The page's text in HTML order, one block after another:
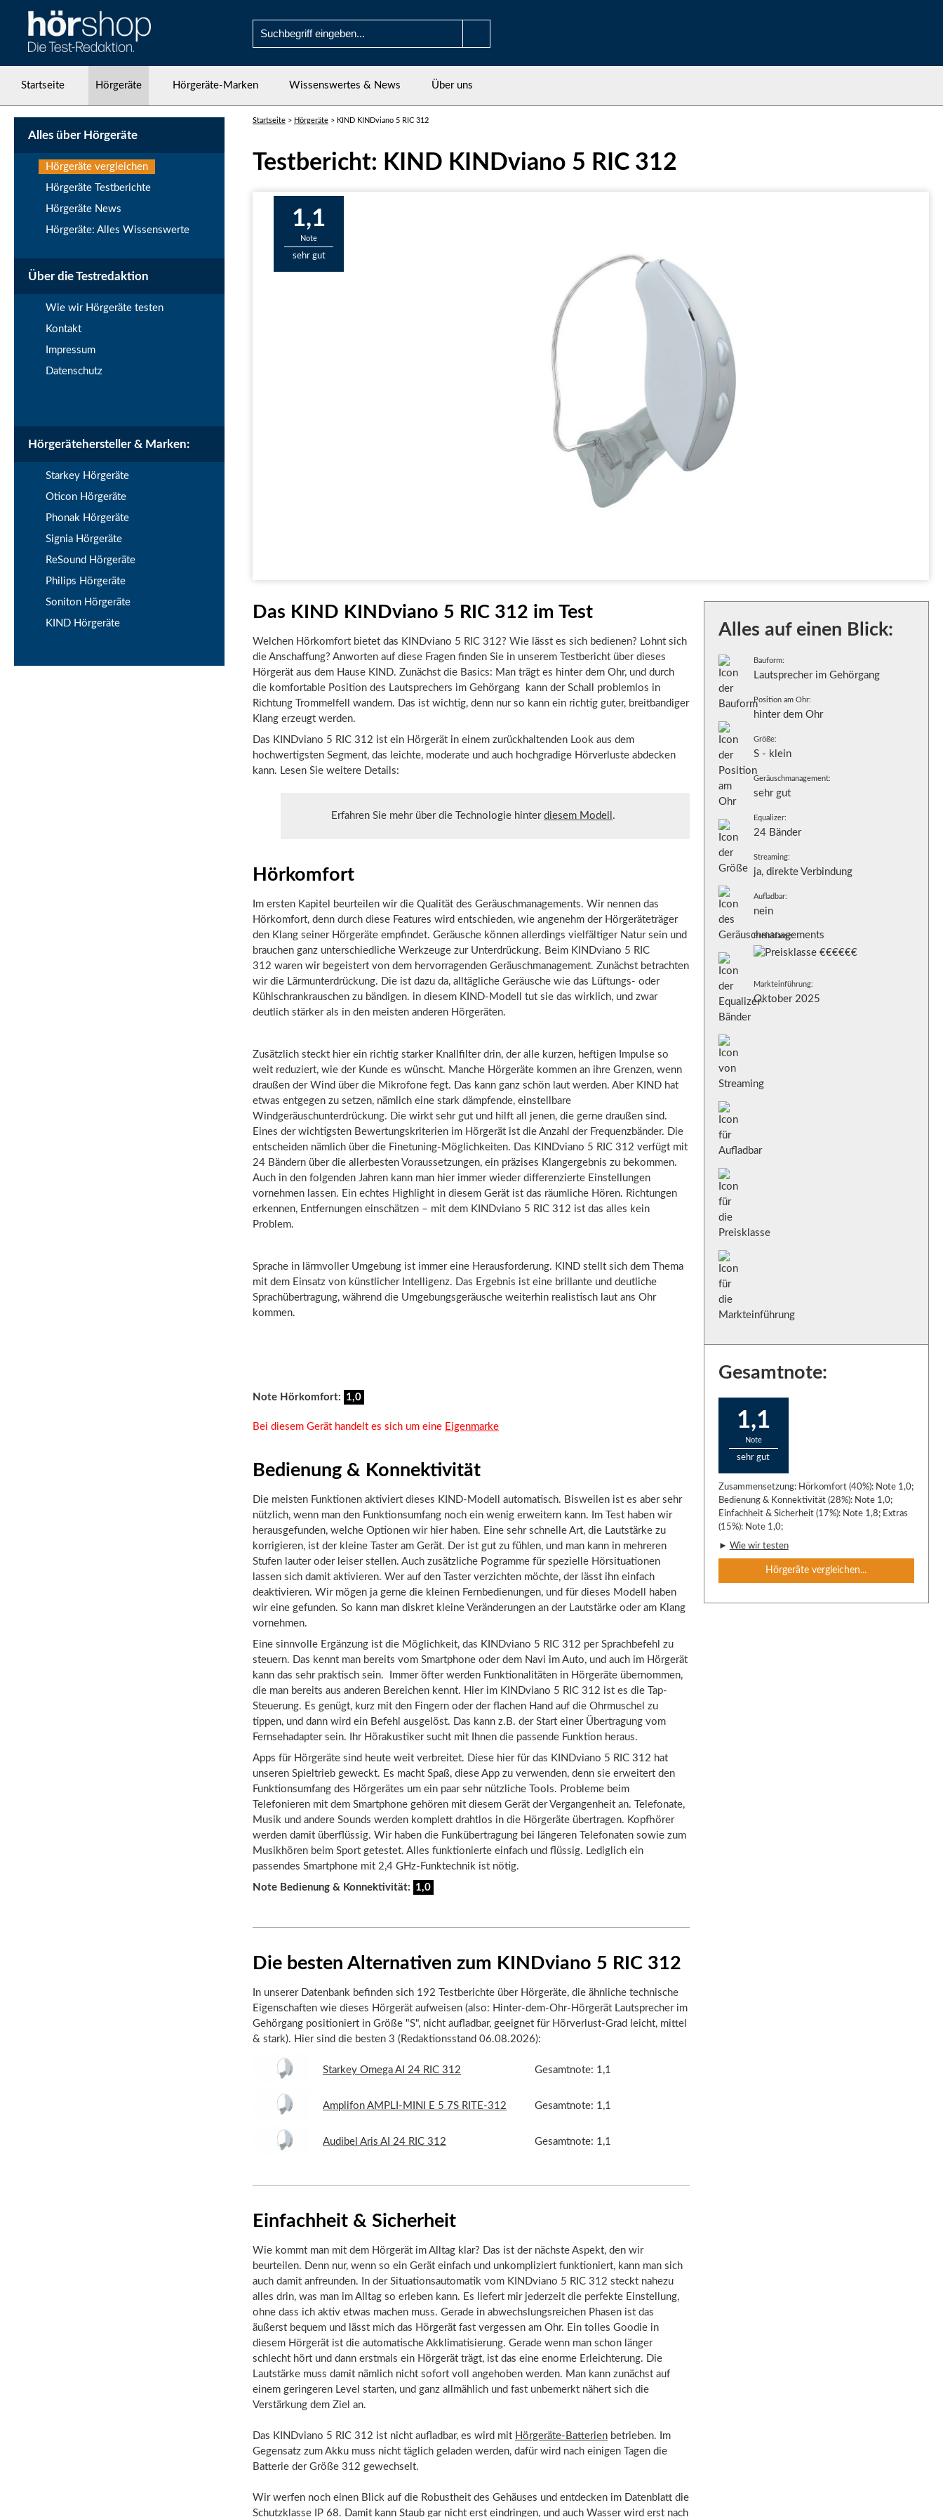
Startseite Hörgeräte Hörgeräte-Marken Wissenswertes & News Über uns
Startseite > Hörgeräte > KIND KINDviano 5 RIC 312
Testbericht: KIND KINDviano 5 RIC 312
1,1
Note
sehr gut
Das KIND KINDviano 5 RIC 312 im Test
Welchen Hörkomfort bietet das KINDviano 5 RIC 312? Wie lässt es sich bedienen? Lohnt sich
die Anschaffung? Anworten auf diese Fragen finden Sie in unserem Testbericht über dieses
Hörgerät aus dem Hause KIND. Zunächst die Basics: Man trägt es hinter dem Ohr, und durch
die komfortable Position des Lautsprechers im Gehörgang kann der Schall problemlos in
Richtung Trommelfell wandern. Das ist wichtig, denn nur so kann ein richtig guter, breitbandiger
Klang erzeugt werden.
Das KINDviano 5 RIC 312 ist ein Hörgerät in einem zurückhaltenden Look aus dem
hochwertigsten Segment, das leichte, moderate und auch hochgradige Hörverluste abdecken
kann. Lesen Sie weitere Details:
Erfahren Sie mehr über die Technologie hinter diesem Modell .
Hörkomfort
Im ersten Kapitel beurteilen wir die Qualität des Geräuschmanagements. Wir nennen das
Hörkomfort, denn durch diese Features wird entschieden, wie angenehm der Hörgeräteträger
den Klang seiner Hörgeräte empfindet. Geräusche können allerdings vielfältiger Natur sein und
brauchen ganz unterschiedliche Werkzeuge zur Unterdrückung. Beim KINDviano 5 RIC
312 waren wir begeistert von dem hervorragenden Geräuschmanagement. Zunächst betrachten
wir die Lärmunterdrückung. Die ist dazu da, alltägliche Geräusche wie das Lüftungs- oder
Kühlschrankrauschen zu bändigen. in diesem KIND-Modell tut sie das wirklich, und zwar
deutlich stärker als in den meisten anderen Hörgeräten.
Zusätzlich steckt hier ein richtig starker Knallfilter drin, der alle kurzen, heftigen Impulse so
weit reduziert, wie der Kunde es wünscht. Manche Hörgeräte kommen an ihre Grenzen, wenn
draußen der Wind über die Mikrofone fegt. Das kann ganz schön laut werden. Aber KIND hat
etwas entgegen zu setzen, nämlich eine stark dämpfende, einstellbare
Windgeräuschunterdrückung. Die wirkt sehr gut und hilft all jenen, die gerne draußen sind.
Eines der wichtigsten Bewertungskriterien im Hörgerät ist die Anzahl der Frequenzbänder. Die
entscheiden nämlich über die Finetuning-Möglichkeiten. Das KINDviano 5 RIC 312 verfügt mit
24 Bändern über die allerbesten Voraussetzungen, ein präzises Klangergebnis zu bekommen.
Auch in den folgenden Jahren kann man hier immer wieder differenzierte Einstellungen
vornehmen lassen. Ein echtes Highlight in diesem Gerät ist das räumliche Hören. Richtungen
erkennen, Entfernungen einschätzen – mit dem KINDviano 5 RIC 312 ist das alles kein
Problem.
Sprache in lärmvoller Umgebung ist immer eine Herausforderung. KIND stellt sich dem Thema
mit dem Einsatz von künstlicher Intelligenz. Das Ergebnis ist eine brillante und deutliche
Sprachübertragung, während die Umgebungsgeräusche weiterhin realistisch laut ans Ohr
kommen.
Note Hörkomfort: 1,0
Bei diesem Gerät handelt es sich um eine Eigenmarke
Bedienung & Konnektivität
Die meisten Funktionen aktiviert dieses KIND-Modell automatisch. Bisweilen ist es aber sehr
nützlich, wenn man den Funktionsumfang noch ein wenig erweitern kann. Im Test haben wir
herausgefunden, welche Optionen wir hier haben. Eine sehr schnelle Art, die Lautstärke zu
korrigieren, ist der kleine Taster am Gerät. Der ist gut zu fühlen, und man kann in mehreren
Stufen lauter oder leiser stellen. Auch zusätzliche Pogramme für spezielle Hörsituationen
lassen sich damit aktivieren. Wer auf den Taster verzichten möchte, der lässt ihn einfach
deaktivieren. Wir mögen ja gerne die kleinen Fernbedienungen, und für dieses Modell haben
wir eine gefunden. So kann man diskret kleine Veränderungen an der Lautstärke oder am Klang
vornehmen.
Eine sinnvolle Ergänzung ist die Möglichkeit, das KINDviano 5 RIC 312 per Sprachbefehl zu
steuern. Das kennt man bereits vom Smartphone oder dem Navi im Auto, und auch im Hörgerät
kann das sehr praktisch sein. Immer öfter werden Funktionalitäten in Hörgeräte übernommen,
die man bereits aus anderen Bereichen kennt. Hier im KINDviano 5 RIC 312 ist es die Tap-
Steuerung. Es genügt, kurz mit den Fingern oder der flachen Hand auf die Ohrmuschel zu
tippen, und dann wird ein Befehl ausgelöst. Das kann z.B. der Start einer Übertragung vom
Fernsehadapter sein. Ihr Hörakustiker sucht mit Ihnen die passende Funktion heraus.
Apps für Hörgeräte sind heute weit verbreitet. Diese hier für das KINDviano 5 RIC 312 hat
unseren Spieltrieb geweckt. Es macht Spaß, diese App zu verwenden, denn sie erweitert den
Funktionsumfang des Hörgerätes um ein paar sehr nützliche Tools. Probleme beim
Telefonieren mit dem Smartphone gehören mit diesem Gerät der Vergangenheit an. Telefonate,
Musik und andere Sounds werden komplett drahtlos in die Hörgeräte übertragen. Kopfhörer
werden damit überflüssig. Wir haben die Funkübertragung bei längeren Telefonaten sowie zum
Musikhören beim Sport getestet. Alles funktionierte einfach und flüssig. Lediglich ein
passendes Smartphone mit 2,4 GHz-Funktechnik ist nötig.
Note Bedienung & Konnektivität: 1,0
Die besten Alternativen zum KINDviano 5 RIC 312
In unserer Datenbank befinden sich 192 Testberichte über Hörgeräte, die ähnliche technische
Eigenschaften wie dieses Hörgerät aufweisen (also: Hinter-dem-Ohr-Hörgerät Lautsprecher im
Gehörgang positioniert in Größe "S", nicht aufladbar, geeignet für Hörverlust-Grad leicht, mittel
& stark). Hier sind die besten 3 (Redaktionsstand 06.08.2026):
Starkey Omega AI 24 RIC 312 Gesamtnote: 1,1
Amplifon AMPLI-MINI E 5 7S RITE-312 Gesamtnote: 1,1
Audibel Aris AI 24 RIC 312 Gesamtnote: 1,1
Einfachheit & Sicherheit
Wie kommt man mit dem Hörgerät im Alltag klar? Das ist der nächste Aspekt, den wir
beurteilen. Denn nur, wenn so ein Gerät einfach und unkompliziert funktioniert, kann man sich
auch damit anfreunden. In der Situationsautomatik vom KINDviano 5 RIC 312 steckt nahezu
alles drin, was man im Alltag so erleben kann. Es liefert mir jederzeit die perfekte Einstellung,
ohne dass ich aktiv etwas machen muss. Gerade in abwechslungsreichen Phasen ist das
äußerst bequem und lässt mich das Hörgerät fast vergessen am Ohr. Ein tolles Goodie in
diesem Hörgerät ist die automatische Akklimatisierung. Gerade wenn man schon länger
schlecht hört und dann erstmals ein Hörgerät trägt, ist das eine enorme Erleichterung. Die
Lautstärke muss damit nämlich nicht sofort voll angehoben werden. Man kann zunächst auf
einem geringeren Level starten, und ganz allmählich und fast unbemerkt nähert sich die
Verstärkung dem Ziel an.
Das KINDviano 5 RIC 312 ist nicht aufladbar, es wird mit Hörgeräte-Batterien betrieben. Im
Gegensatz zum Akku muss nicht täglich geladen werden, dafür wird nach einigen Tagen die
Batterie der Größe 312 gewechselt.
Wir werfen noch einen Blick auf die Robustheit des Gehäuses und entdecken im Datenblatt die
Schutzklasse IP 68. Damit kann Staub gar nicht erst eindringen, und auch Wasser wird erst nach
Alles auf einen Blick:
Bauform:
Lautsprecher im Gehörgang
Position am Ohr:
hinter dem Ohr
Größe:
S - klein
Geräuschmanagement:
sehr gut
Equalizer:
24 Bänder
Streaming:
ja, direkte Verbindung
Aufladbar:
nein
Preisklasse:
Markteinführung:
Oktober 2025
Gesamtnote:
1,1
Note
sehr gut
Zusammensetzung: Hörkomfort (40%): Note 1,0;
Bedienung & Konnektivität (28%): Note 1,0;
Einfachheit & Sicherheit (17%): Note 1,8; Extras
(15%): Note 1,0;
► Wie wir testen
Hörgeräte vergleichen...
Alles über Hörgeräte
Hörgeräte vergleichen
Hörgeräte Testberichte
Hörgeräte News
Hörgeräte: Alles Wissenswerte
Über die Testredaktion
Wie wir Hörgeräte testen
Kontakt
Impressum
Datenschutz
Hörgerätehersteller & Marken:
Starkey Hörgeräte
Oticon Hörgeräte
Phonak Hörgeräte
Signia Hörgeräte
ReSound Hörgeräte
Philips Hörgeräte
Soniton Hörgeräte
KIND Hörgeräte